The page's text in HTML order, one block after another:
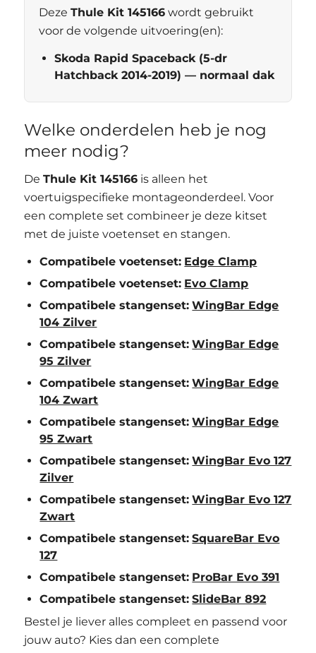
DezeThule Kit 145166 wordt gebruikt
voor de volgende uitvoering(en):
Skoda Rapid Spaceback (5-dr
Hatchback 2014-2019) — normaal dak
Welke onderdelen heb je nog
meer nodig?
DeThule Kit 145166 is alleen het
voertuigspecifieke montageonderdeel. Voor
een complete set combineer je deze kitset
met de juiste voetenset en stangen.
Compatibele voetenset: Edge Clamp
Compatibele voetenset: Evo Clamp
Compatibele stangenset: WingBar Edge
104 Zilver
Compatibele stangenset: WingBar Edge
95 Zilver
Compatibele stangenset: WingBar Edge
104 Zwart
Compatibele stangenset: WingBar Edge
95 Zwart
Compatibele stangenset: WingBar Evo 127
Zilver
Compatibele stangenset: WingBar Evo 127
Zwart
Compatibele stangenset: SquareBar Evo
127
Compatibele stangenset: ProBar Evo 391
Compatibele stangenset: SlideBar 892
Bestel je liever alles compleet en passend voor
jouw auto? Kies dan een complete